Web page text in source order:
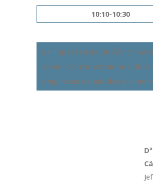
10:10-10:30
La importancia de África
comercio e inversiones de
empresas españolas y